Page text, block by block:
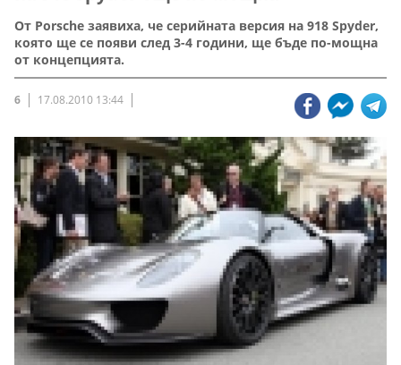
От Porsche заявиха, че серийната версия на 918 Spyder,
която ще се появи след 3-4 години, ще бъде по-мощна
от концепцията.
6 17.08.2010 13:44